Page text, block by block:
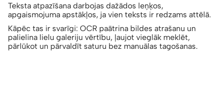
Teksta atpazīšana darbojas dažādos leņķos,
apgaismojuma apstākļos, ja vien teksts ir redzams attēlā.
Kāpēc tas ir svarīgi: OCR paātrina bildes atrašanu un
palielina lielu galeriju vērtību, ļaujot vieglāk meklēt,
pārlūkot un pārvaldīt saturu bez manuālas tagošanas.